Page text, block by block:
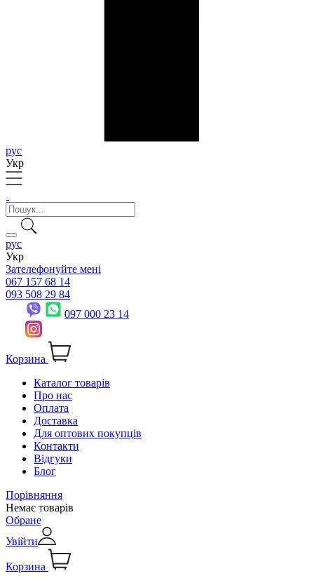
рус
Укр
рус
Укр
Зателефонуйте мені
067 157 68 14
093 508 29 84
097 000 23 14
Корзина
Каталог товарів
Про нас
Оплата
Доставка
Для оптових покупців
Контакти
Відгуки
Блог
Порівняння
Немає товарів
Обране
Увійти
Корзина